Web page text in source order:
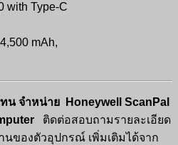
with Type-C
mAh,
น จำหน่าย
Honeywell ScanPal
ติดต่อสอบถามรายละเอียด
นของตัวอุปกรณ์ เพิ่มเติมได้จาก